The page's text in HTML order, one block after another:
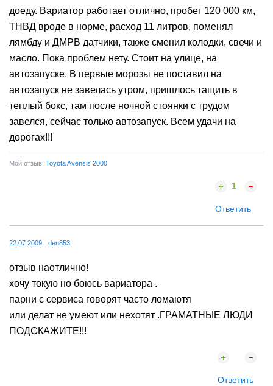
доеду. Вариатор работает отлично, пробег 120 000 км,
ТНВД вроде в норме, расход 11 литров, поменял
лямбду и ДМРВ датчики, также сменил колодки, свечи и
масло. Пока проблем нету. Стоит на улице, на
автозапуске. В первые морозы не поставил на
автозапуск не завелась утром, пришлось тащить в
теплый бокс, там после ночной стоянки с трудом
завелся, сейчас только автозапуск. Всем удачи на
дорогах!!!
Мой отзыв: Toyota Avensis 2000
1
Ответить
22.07.2009 den853
отзыв наотлично!
хочу токую но боюсь вариатора .
парни с сервиса говорят часто ломаютя
или делат не умеют или нехотят .ГРАМАТНЫЕ ЛЮДИ
ПОДСКАЖИТЕ!!!
Ответить